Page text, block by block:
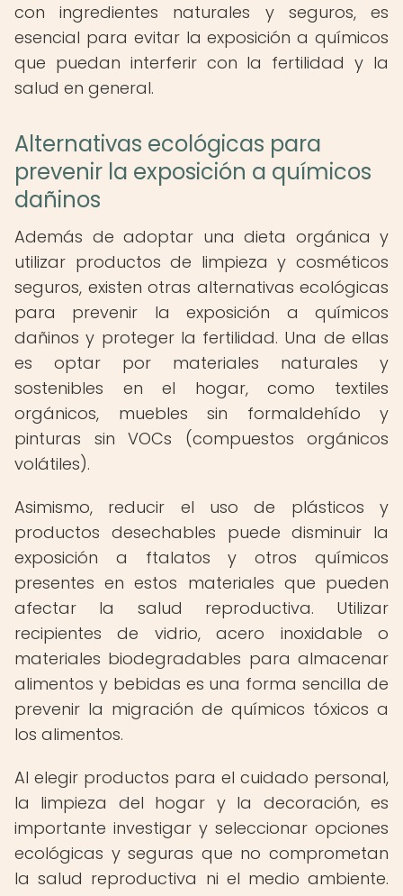
con ingredientes naturales y seguros, es
esencial para evitar la exposición a químicos
que puedan interferir con la fertilidad y la
salud en general.
Alternativas ecológicas para
prevenir la exposición a químicos
dañinos
Además de adoptar una dieta orgánica y
utilizar productos de limpieza y cosméticos
seguros, existen otras alternativas ecológicas
para prevenir la exposición a químicos
dañinos y proteger la fertilidad. Una de ellas
es optar por materiales naturales y
sostenibles en el hogar, como textiles
orgánicos, muebles sin formaldehído y
pinturas sin VOCs (compuestos orgánicos
volátiles).
Asimismo, reducir el uso de plásticos y
productos desechables puede disminuir la
exposición a ftalatos y otros químicos
presentes en estos materiales que pueden
afectar la salud reproductiva. Utilizar
recipientes de vidrio, acero inoxidable o
materiales biodegradables para almacenar
alimentos y bebidas es una forma sencilla de
prevenir la migración de químicos tóxicos a
los alimentos.
Al elegir productos para el cuidado personal,
la limpieza del hogar y la decoración, es
importante investigar y seleccionar opciones
ecológicas y seguras que no comprometan
la salud reproductiva ni el medio ambiente.